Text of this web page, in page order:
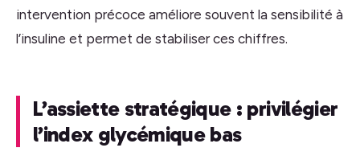
intervention précoce améliore souvent la sensibilité à
l’insuline et permet de stabiliser ces chiffres.
L’assiette stratégique : privilégier
l’index glycémique bas